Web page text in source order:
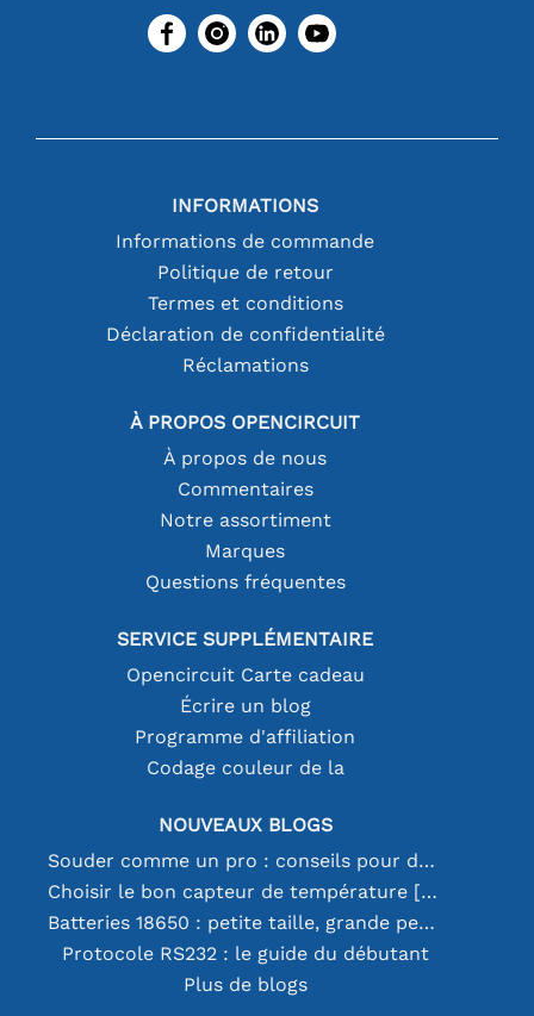
INFORMATIONS
Informations de commande
Politique de retour
Termes et conditions
Déclaration de confidentialité
Réclamations
À PROPOS OPENCIRCUIT
À propos de nous
Commentaires
Notre assortiment
Marques
Questions fréquentes
SERVICE SUPPLÉMENTAIRE
Opencircuit Carte cadeau
Écrire un blog
Programme d'affiliation
Codage couleur de la
NOUVEAUX BLOGS
Souder comme un pro : conseils pour des connexions électroniques parfaites
Choisir le bon capteur de température [youtube]
Batteries 18650 : petite taille, grande performance
Protocole RS232 : le guide du débutant
Plus de blogs